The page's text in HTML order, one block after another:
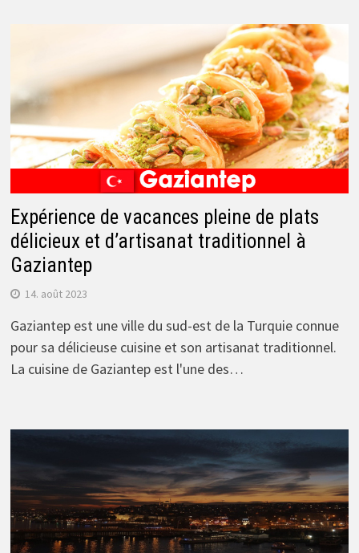
Expérience de vacances pleine de plats
délicieux et d’artisanat traditionnel à
Gaziantep
14. août 2023
Gaziantep est une ville du sud-est de la Turquie connue
pour sa délicieuse cuisine et son artisanat traditionnel.
La cuisine de Gaziantep est l'une des…